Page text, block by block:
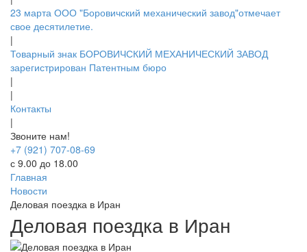
23 марта ООО "Боровичский механический завод"отмечает
свое десятилетие.
|
Товарный знак БОРОВИЧСКИЙ МЕХАНИЧЕСКИЙ ЗАВОД
зарегистрирован Патентным бюро
|
|
Контакты
|
Звоните нам!
+7 (921) 707-08-69
с 9.00 до 18.00
Главная
Новости
Деловая поездка в Иран
Деловая поездка в Иран